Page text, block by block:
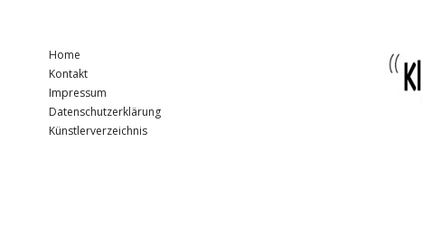
Home
Kontakt
Impressum
Datenschutzerklärung
Künstlerverzeichnis